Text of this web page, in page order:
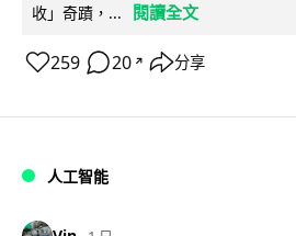
收」奇蹟，...
閱讀全文
259 20 ↗ 分享
人工智能